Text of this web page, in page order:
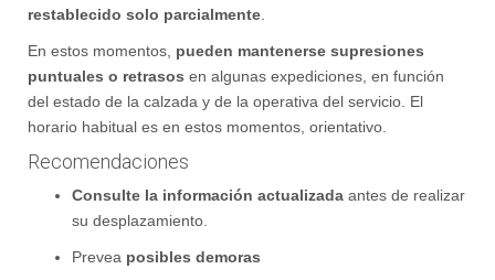
restablecido solo parcialmente
En estos momentos, pueden mantenerse supresiones
puntuales o retrasos en algunas expediciones, en función
del estado de la calzada y de la operativa del servicio. El
horario habitual es en estos momentos, orientativo.
Recomendaciones
Consulte la información actualizada antes de realizar
su desplazamiento.
Prevea posibles demoras